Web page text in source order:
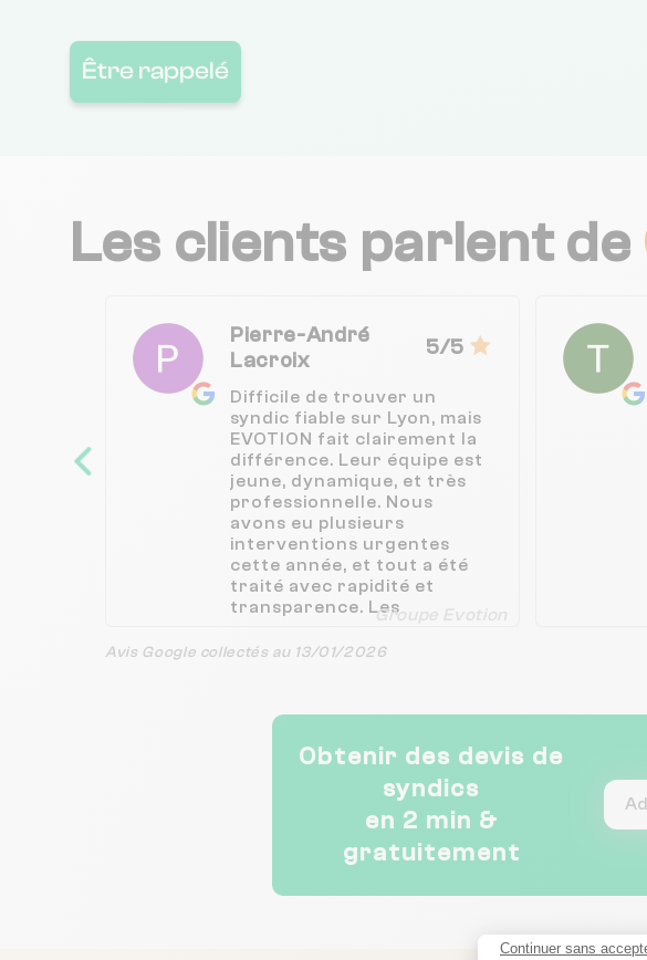
Continuer sans
Être rappelé
Les clients parlent de
Pierre-André
Lacroix
5/5
Difficile de trouver un
syndic fiable sur Lyon, mais
EVOTION fait clairement la
différence. Leur équipe est
jeune, dynamique, et très
professionnelle. Nous
avons eu plusieurs
interventions urgentes
cette année, et tout a été
traité avec rapidité et
transparence. Les
accessibles en ligne, les
Une belle entreprise
les lignes du métier de
Groupe Evotion
Avis Google collectés au 13/01/2026
Obtenir des devis de
syndics
en 2 min &
gratuitement